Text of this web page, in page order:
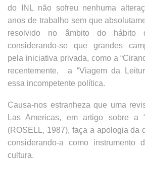
do INL não sofreu nenhuma
anos de trabalho sem que
resolvido no âmbito do hábito
considerando-se que grandes
pela iniciativa privada, como a
recentemente, a “Viagem da
essa incompetente política.
Causa-nos estranheza que uma
Las Americas, em artigo sobre a
(ROSELL, 1987), faça a apologia da
considerando-a como instrumento
cultura.